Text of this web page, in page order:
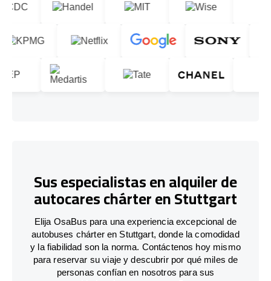
Sus especialistas en alquiler de
autocares chárter en Stuttgart
Elija OsaBus para una experiencia excepcional de
autobuses chárter en Stuttgart, donde la comodidad
y la fiabilidad son la norma. Contáctenos hoy mismo
para reservar su viaje y descubrir por qué miles de
personas confían en nosotros para sus